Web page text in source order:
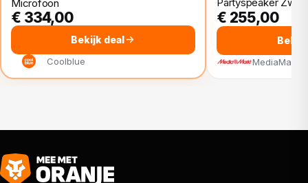
favoriete nummers.
Microfoon
€ 334,00
Bekijk deal
Coolblue
€ 255,00
MediaMarkt